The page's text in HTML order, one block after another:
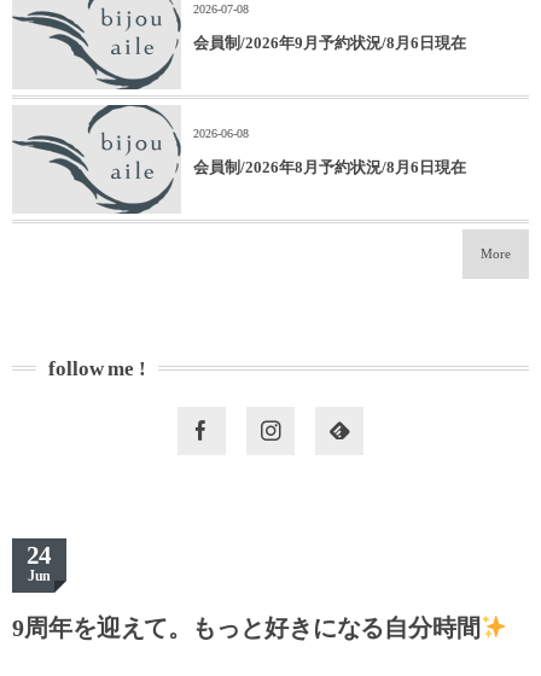
2026-07-08
会員制/2026年9月予約状況/8月6日現在
2026-06-08
会員制/2026年8月予約状況/8月6日現在
More
follow me !
24
Jun
9周年を迎えて。もっと好きになる自分時間